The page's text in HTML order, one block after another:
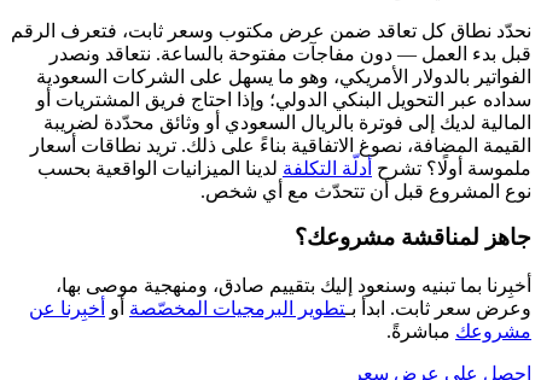
نحدّد نطاق كل تعاقد ضمن عرض مكتوب وسعر ثابت، فتعرف الرقم
قبل بدء العمل — دون مفاجآت مفتوحة بالساعة. نتعاقد ونصدر
الفواتير بالدولار الأمريكي، وهو ما يسهل على الشركات السعودية
سداده عبر التحويل البنكي الدولي؛ وإذا احتاج فريق المشتريات أو
المالية لديك إلى فوترة بالريال السعودي أو وثائق محدّدة لضريبة
القيمة المضافة، نصوغ الاتفاقية بناءً على ذلك. تريد نطاقات أسعار
ملموسة أولًا؟ تشرح أدلّة التكلفة لدينا الميزانيات الواقعية بحسب
نوع المشروع قبل أن تتحدّث مع أي شخص.
جاهز لمناقشة مشروعك؟
أخبِرنا بما تبنيه وسنعود إليك بتقييم صادق، ومنهجية موصى بها،
وعرض سعر ثابت. ابدأ بـتطوير البرمجيات المخصّصة أو أخبِرنا عن
مشروعك مباشرةً.
احصل على عرض سعر